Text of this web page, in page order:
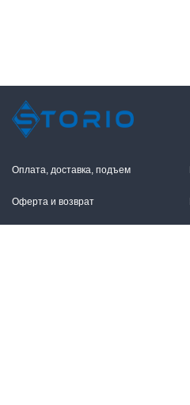
Оплата, доставка, подъем
Оферта и возврат